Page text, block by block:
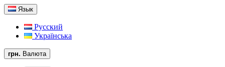
Язык
Русский
Українська
грн. Валюта